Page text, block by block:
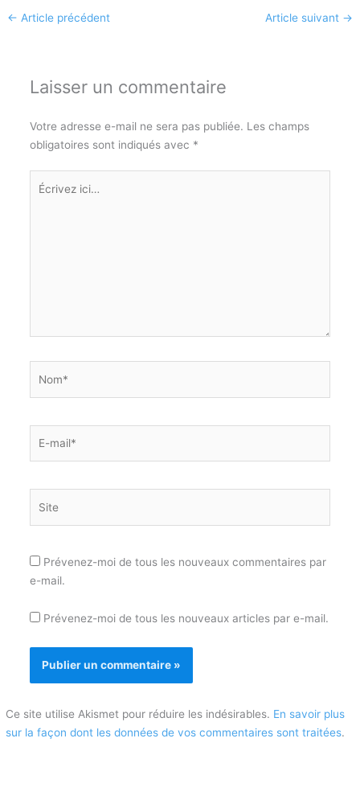
← Article précédent Article suivant →
Laisser un commentaire
Votre adresse e-mail ne sera pas publiée. Les champs
obligatoires sont indiqués avec *
Écrivez
ici…
Prévenez-moi de tous les nouveaux commentaires par
e-mail.
Prévenez-moi de tous les nouveaux articles par e-mail.
Ce site utilise Akismet pour réduire les indésirables. En savoir plus
sur la façon dont les données de vos commentaires sont traitées.